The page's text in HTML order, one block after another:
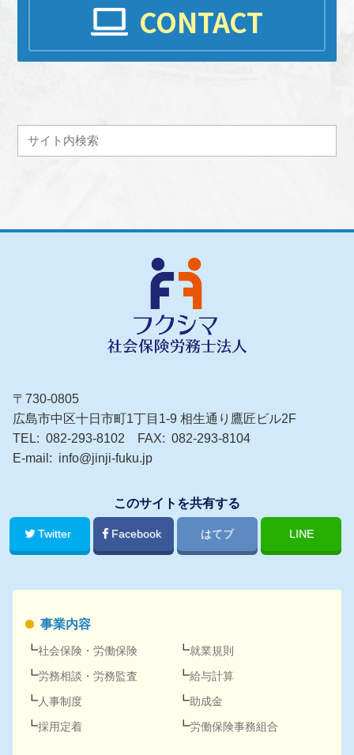
CONTACT
〒730-0805
広島市中区十日市町1丁目1-9 相生通り鷹匠ビル2F
TEL
082-293-8102 FAX
082-293-8104
E-mail
info@jinji-fuku.jp
このサイトを共有する
Twitter Facebook はてブ LINE
事業内容
社会保険 ・ 労働保険
労務相談・ 労務監査
人事制度
採用定着
就業規則
給与計算
助成金
労働保険事務組合